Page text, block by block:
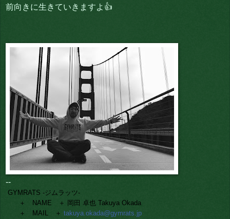
前向きに生きていきますよ👍
--
GYMRATS -ジムラッツ-
＋ NAME ＋ 岡田 卓也 Takuya Okada
＋ MAIL ＋ takuya.okada@gymrats.jp